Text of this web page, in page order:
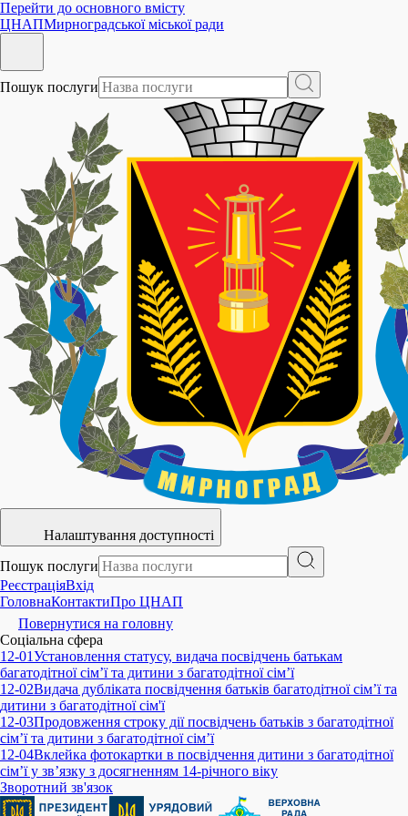
Перейти до основного вмісту
ЦНАПМирноградської міської ради
Пошук послуги
Налаштування доступності
Пошук послуги
РеєстраціяВхід
ГоловнаКонтактиПро ЦНАП
Повернутися на головну
Соціальна сфера
12-01Установлення статусу, видача посвідчень батькам
багатодітної сім’ї та дитини з багатодітної сім’ї
12-02Видача дубліката посвідчення батьків багатодітної сім’ї та
дитини з багатодітної сім'ї
12-03Продовження строку дії посвідчень батьків з багатодітної
сім’ї та дитини з багатодітної сім’ї
12-04Вклейка фотокартки в посвідчення дитини з багатодітної
сім’ї у зв’язку з досягненням 14-річного віку
Зворотний зв'язок